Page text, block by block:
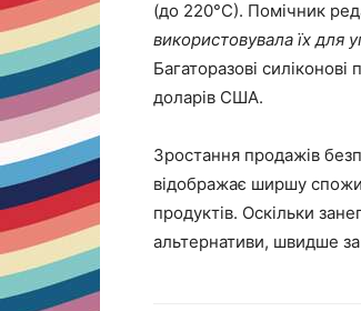
(до 220°С). Помічник
використовувала їх для
Багаторазові
доларів США.
Зростання продажів
відображає ширшу
продуктів. Оскільки
альтернативи, швидше